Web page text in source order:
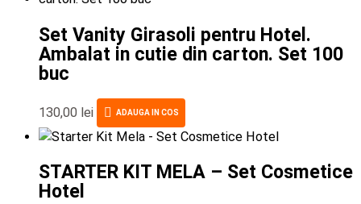
Set Vanity Girasoli pentru Hotel.
Ambalat in cutie din carton. Set 100
buc
130,00 lei ADAUGA IN COS
STARTER KIT MELA – Set Cosmetice
Hotel